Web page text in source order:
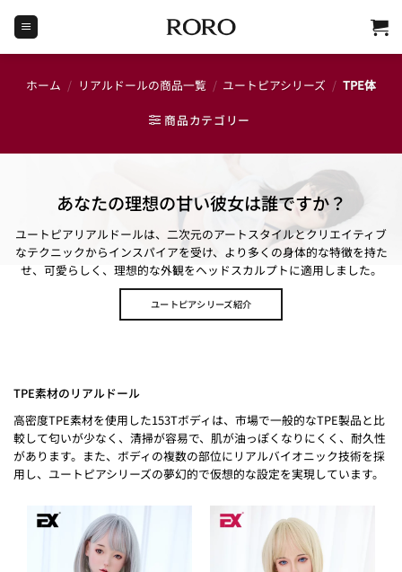
content
ホーム / リアルドールの商品一覧 / ユートピアシリーズ / TPE体
商品カテゴリー
あなたの理想の甘い彼女は誰ですか？
ユートピアリアルドールは、二次元のアートスタイルとクリエイティブ
なテクニックからインスパイアを受け、より多くの身体的な特徴を持た
せ、可愛らしく、理想的な外観をヘッドスカルプトに適用しました。
ユートピアシリーズ紹介
TPE素材のリアルドール
高密度TPE素材を使用した153Tボディは、市場で一般的なTPE製品と比
較して匂いが少なく、清掃が容易で、肌が油っぽくなりにくく、耐久性
があります。また、ボディの複数の部位にリアルバイオニック技術を採
用し、ユートピアシリーズの夢幻的で仮想的な設定を実現しています。